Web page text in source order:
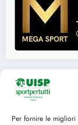
Per fornire le